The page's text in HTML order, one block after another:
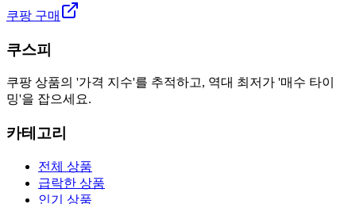
쿠팡 구매
쿠스피
쿠팡 상품의 '가격 지수'를 추적하고, 역대 최저가 '매수 타이
밍'을 잡으세요.
카테고리
전체 상품
급락한 상품
인기 상품